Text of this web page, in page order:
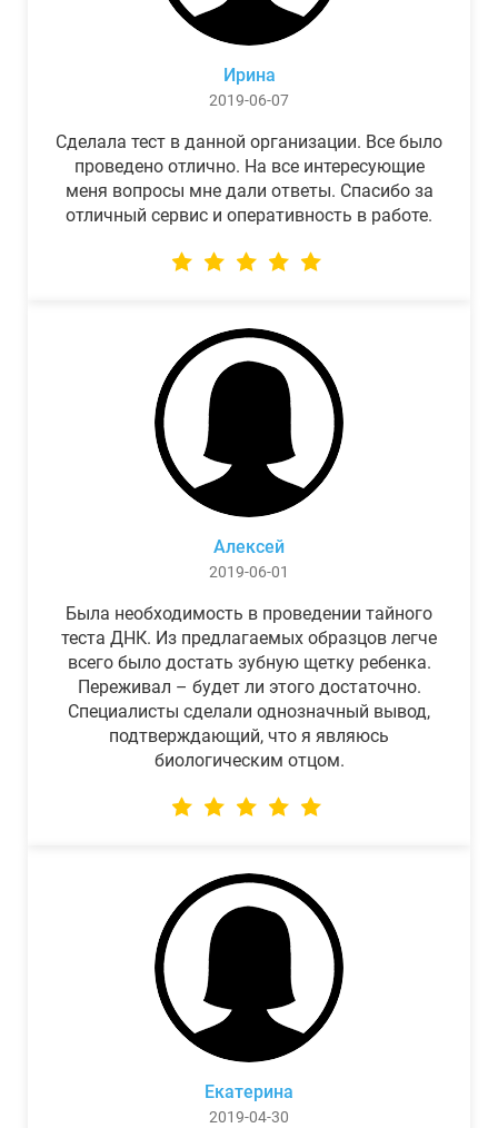
Ирина
2019-06-07
Сделала тест в данной организации. Все было
проведено отлично. На все интересующие
меня вопросы мне дали ответы. Спасибо за
отличный сервис и оперативность в работе.
Алексей
2019-06-01
Была необходимость в проведении тайного
теста ДНК. Из предлагаемых образцов легче
всего было достать зубную щетку ребенка.
Переживал – будет ли этого достаточно.
Специалисты сделали однозначный вывод,
подтверждающий, что я являюсь
биологическим отцом.
Екатерина
2019-04-30